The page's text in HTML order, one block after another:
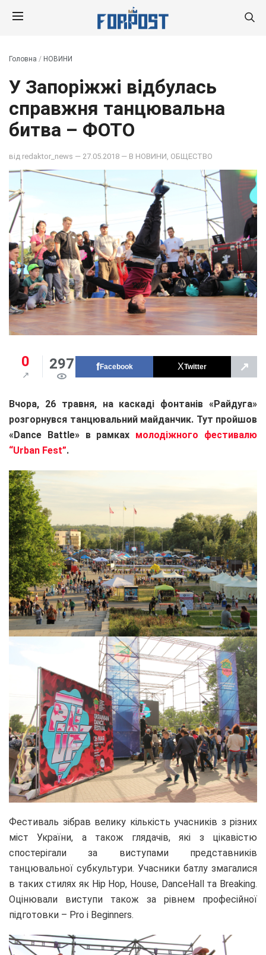
Головна / НОВИНИ
У Запоріжжі відбулась
справжня танцювальна
битва – ФОТО
від redaktor_news — 27.05.2018 — В НОВИНИ ОБЩЕСТВО
0 297 Facebook Twitter ↗
Вчора, 26 травня, на каскаді фонтанів «Райдуга»
розгорнувся танцювальний майданчик. Тут пройшов
«Dance Battle» в рамках молодіжного фестивалю
“Urban Fest”.
Фестиваль зібрав велику кількість учасників з різних
міст України, а також глядачів, які з цікавістю
спостерігали за виступами представників
танцювальної субкультури. Учасники батлу змагалися
в таких стилях як Hip Hop, House, DanceHall та Breaking.
Оцінювали виступи також за рівнем професійної
підготовки – Pro і Beginners.